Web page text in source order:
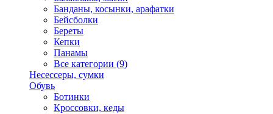
Банданы, косынки, арафатки
Бейсболки
Береты
Кепки
Панамы
Все категории (9)
Несессеры, сумки
Обувь
Ботинки
Кроссовки, кеды